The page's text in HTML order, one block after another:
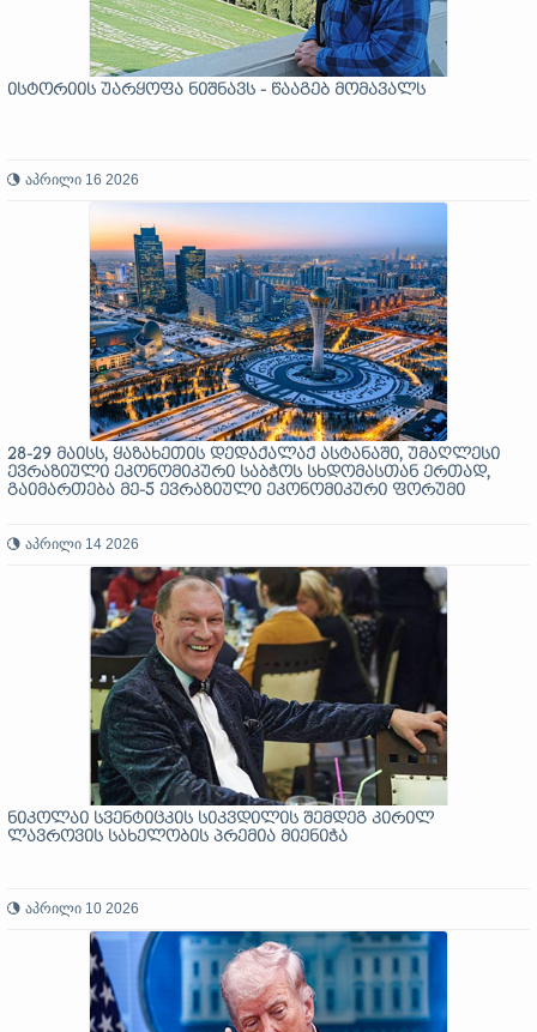
ისტორიის უარყოფა ნიშნავს - წააგებ მომავალს
აპრილი 16 2026
28-29 მაისს, ყაზახეთის დედაქალაქ ასტანაში, უმაღლესი
ევრაზიული ეკონომიკური საბჭოს სხდომასთან ერთად,
გაიმართება მე-5 ევრაზიული ეკონომიკური ფორუმი
აპრილი 14 2026
ნიკოლაი სვენტიცკის სიკვდილის შემდეგ კირილ
ლავროვის სახელობის პრემია მიენიჭა
აპრილი 10 2026